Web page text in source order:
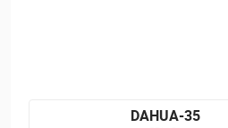
DAHUA-35